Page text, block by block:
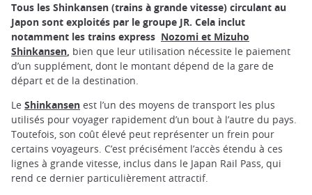
Tous les Shinkansen (trains à grande vitesse) circulant au
Japon sont exploités par le groupe JR. Cela inclut
notamment les trains express Nozomi et Mizuho
Shinkansen, bien que leur utilisation nécessite le paiement
d’un supplément, dont le montant dépend de la gare de
départ et de la destination.
Le Shinkansen est l’un des moyens de transport les plus
utilisés pour voyager rapidement d’un bout à l’autre du pays.
Toutefois, son coût élevé peut représenter un frein pour
certains voyageurs. C’est précisément l’accès étendu à ces
lignes à grande vitesse, inclus dans le Japan Rail Pass, qui
rend ce dernier particulièrement attractif.